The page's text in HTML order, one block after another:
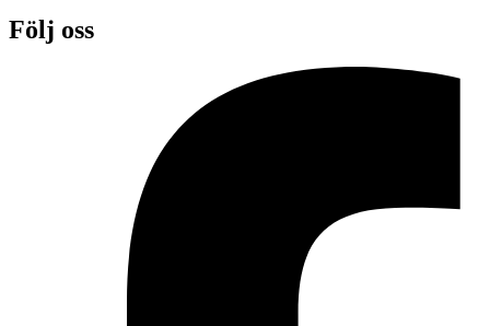
Följ oss